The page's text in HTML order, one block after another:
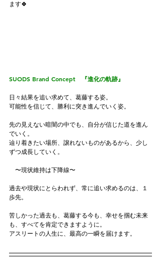
ます🍀
SUODS Brand Concept　『進化の軌跡』
日々結果を追い求めて、葛藤する姿。
可能性を信じて、勝利に突き進んでいく姿。
先の見えない暗闇の中でも、自分が信じた道を進ん
でいく。
辿り着きたい場所、譲れないものがあるから、少し
ずつ成長していく。
〜現状維持は下降線〜
過去や現状にとらわれず、常に追い求めるのは、１
歩先。
苦しかった過去も、葛藤する今も、幸せを掴む未来
も、すべてを肯定できますように。
アスリートの人生に、最高の一瞬を届けます。